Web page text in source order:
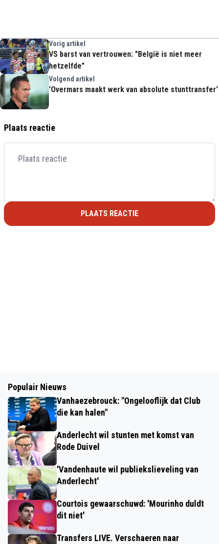
Vorig artikel
VS barst van vertrouwen: "België is niet meer
hetzelfde"
Volgend artikel
'Overmars maakt werk van absolute stunttransfer'
Plaats reactie
PLAATS REACTIE
Populair Nieuws
Vanhaezebrouck: "Ongelooflijk dat Club
die kan halen"
Anderlecht wil stunten met komst van
Rode Duivel
'Vandenhaute wil publiekslieveling van
Anderlecht'
Courtois gewaarschuwd: 'Mourinho duldt
dit niet'
Transfers LIVE. Verschaeren naar